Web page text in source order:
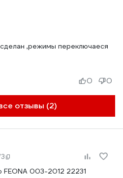
,режимы переключаеся
отзывы (2)
0 0
FEONA 003-2012 22231